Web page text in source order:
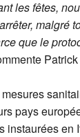
les fêtes,
malgré
que le
Patrick
pays
instaurées en